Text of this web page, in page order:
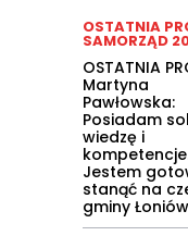
OSTATNIA
SAMORZĄD
OSTATNIA
Martyna
Pawłowska:
Posiadam
wiedzę i
Jestem
stanąć na
gminy Łoniów